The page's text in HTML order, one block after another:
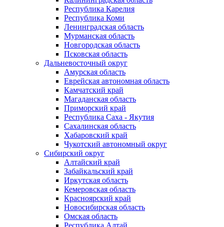
Республика Карелия
Республика Коми
Ленинградская область
Мурманская область
Новгородская область
Псковская область
Дальневосточный округ
Амурская область
Еврейская автономная область
Камчатский край
Магаданская область
Приморский край
Республика Саха - Якутия
Сахалинская область
Хабаровский край
Чукотский автономный округ
Сибирский округ
Алтайский край
Забайкальский край
Иркутская область
Кемеровская область
Красноярский край
Новосибирская область
Омская область